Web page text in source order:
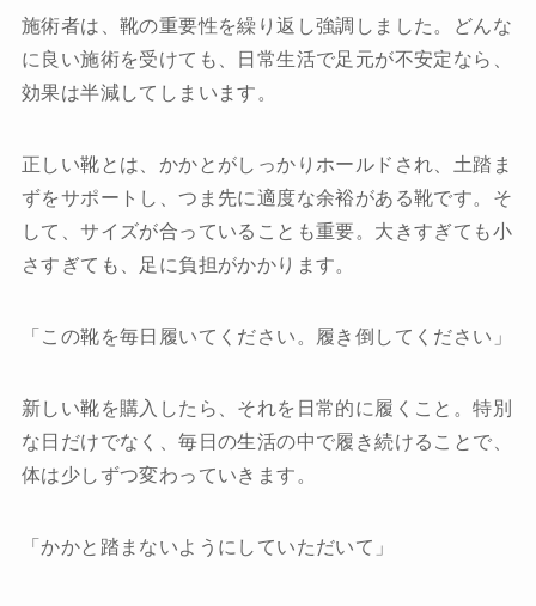
施術者は、靴の重要性を繰り返し強調しました。どんな
に良い施術を受けても、日常生活で足元が不安定なら、
効果は半減してしまいます。
正しい靴とは、かかとがしっかりホールドされ、土踏ま
ずをサポートし、つま先に適度な余裕がある靴です。そ
して、サイズが合っていることも重要。大きすぎても小
さすぎても、足に負担がかかります。
「この靴を毎日履いてください。履き倒してください」
新しい靴を購入したら、それを日常的に履くこと。特別
な日だけでなく、毎日の生活の中で履き続けることで、
体は少しずつ変わっていきます。
「かかと踏まないようにしていただいて」